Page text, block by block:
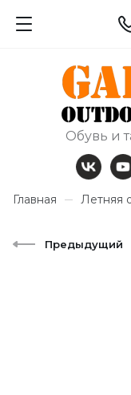
Обувь и
Главная Летняя
Предыдущий